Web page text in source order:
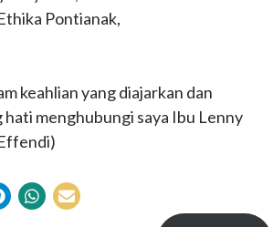
Pontianak,
keahlian yang diajarkan dan
menghubungi saya Ibu Lenny